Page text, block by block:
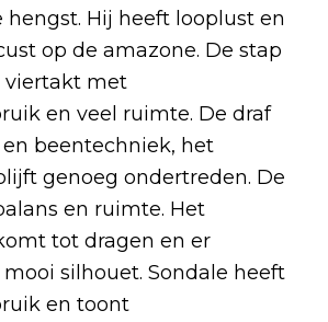
Hij heeft looplust en
op de amazone. De stap
viertakt met
en veel ruimte. De draf
beentechniek, het
genoeg ondertreden. De
en ruimte. Het
tot dragen en er
silhouet. Sondale heeft
en toont